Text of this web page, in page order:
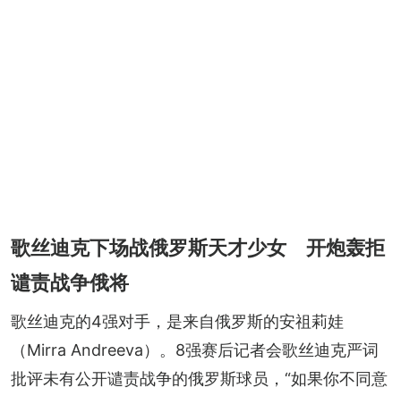
歌丝迪克下场战俄罗斯天才少女 开炮轰拒
谴责战争俄将
歌丝迪克的4强对手，是来自俄罗斯的安祖莉娃
（Mirra Andreeva）。8强赛后记者会歌丝迪克严词
批评未有公开谴责战争的俄罗斯球员，“如果你不同意